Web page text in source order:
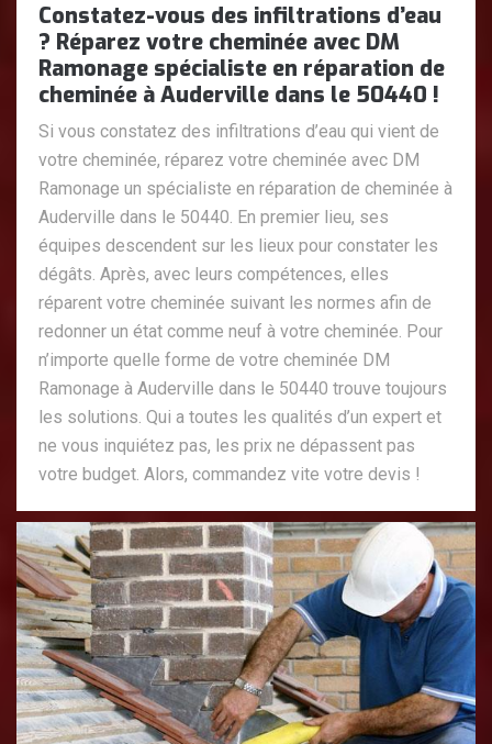
Constatez-vous des infiltrations d’eau
? Réparez votre cheminée avec DM
Ramonage spécialiste en réparation de
cheminée à Auderville dans le 50440 !
Si vous constatez des infiltrations d’eau qui vient de
votre cheminée, réparez votre cheminée avec DM
Ramonage un spécialiste en réparation de cheminée à
Auderville dans le 50440. En premier lieu, ses
équipes descendent sur les lieux pour constater les
dégâts. Après, avec leurs compétences, elles
réparent votre cheminée suivant les normes afin de
redonner un état comme neuf à votre cheminée. Pour
n’importe quelle forme de votre cheminée DM
Ramonage à Auderville dans le 50440 trouve toujours
les solutions. Qui a toutes les qualités d’un expert et
ne vous inquiétez pas, les prix ne dépassent pas
votre budget. Alors, commandez vite votre devis !